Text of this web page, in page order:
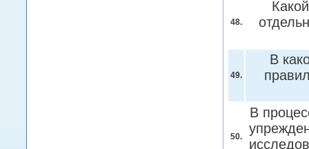
48.
49.
В
50.
В